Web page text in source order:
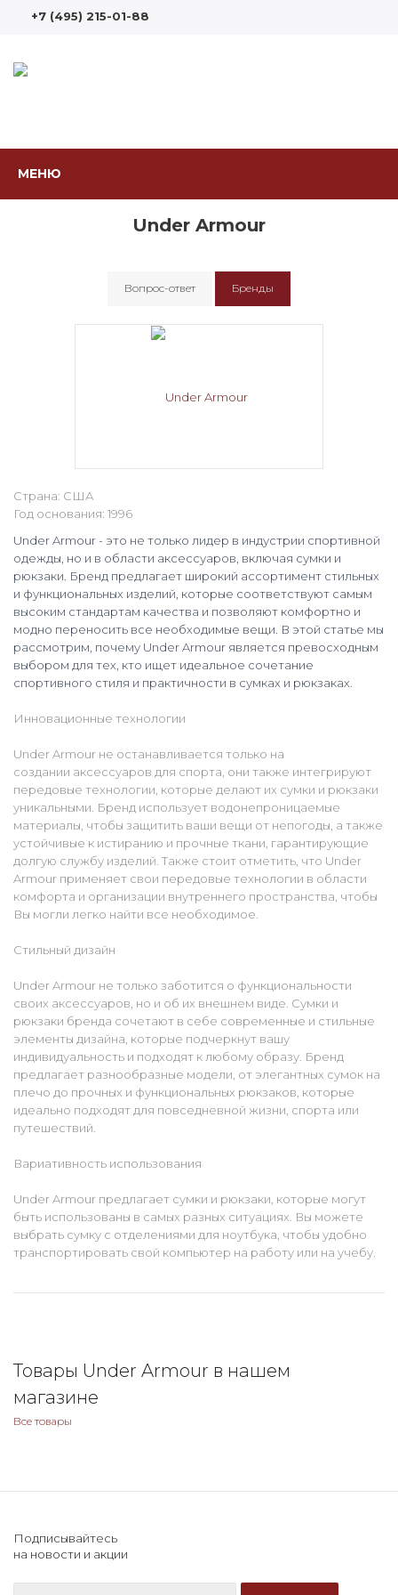
+7 (495) 215-01-88
МЕНЮ
Under Armour
Вопрос-ответ Бренды
Страна: США
Год основания: 1996
Under Armour - это не только лидер в индустрии спортивной
одежды, но и в области аксессуаров, включая сумки и
рюкзаки. Бренд предлагает широкий ассортимент стильных
и функциональных изделий, которые соответствуют самым
высоким стандартам качества и позволяют комфортно и
модно переносить все необходимые вещи. В этой статье мы
рассмотрим, почему Under Armour является превосходным
выбором для тех, кто ищет идеальное сочетание
спортивного стиля и практичности в сумках и рюкзаках.
Инновационные технологии
Under Armour не останавливается только на
создании аксессуаров для спорта, они также интегрируют
передовые технологии, которые делают их сумки и рюкзаки
уникальными. Бренд использует водонепроницаемые
материалы, чтобы защитить ваши вещи от непогоды, а также
устойчивые к истиранию и прочные ткани, гарантирующие
долгую службу изделий. Также стоит отметить, что Under
Armour применяет свои передовые технологии в области
комфорта и организации внутреннего пространства, чтобы
Вы могли легко найти все необходимое.
Стильный дизайн
Under Armour не только заботится о функциональности
своих аксессуаров, но и об их внешнем виде. Сумки и
рюкзаки бренда сочетают в себе современные и стильные
элементы дизайна, которые подчеркнут вашу
индивидуальность и подходят к любому образу. Бренд
предлагает разнообразные модели, от элегантных сумок на
плечо до прочных и функциональных рюкзаков, которые
идеально подходят для повседневной жизни, спорта или
путешествий.
Вариативность использования
Under Armour предлагает сумки и рюкзаки, которые могут
быть использованы в самых разных ситуациях. Вы можете
выбрать сумку с отделениями для ноутбука, чтобы удобно
транспортировать свой компьютер на работу или на учебу.
Товары Under Armour в нашем
магазине
Все товары
Подписывайтесь
на новости и акции